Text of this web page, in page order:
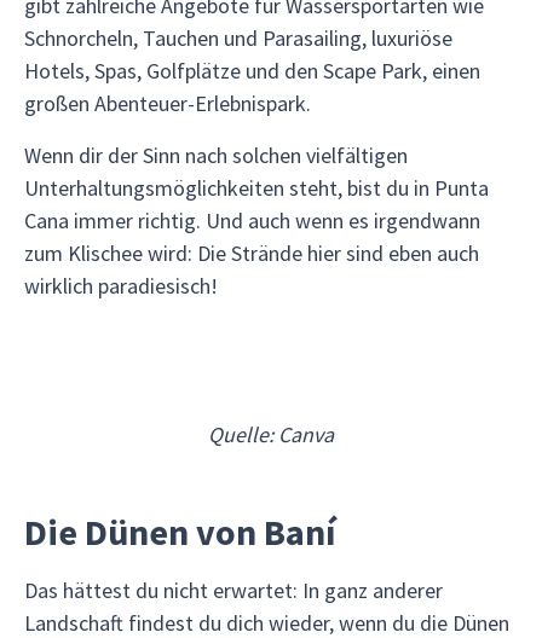
Schnorcheln, Tauchen und Parasailing, luxuriöse
Hotels, Spas, Golfplätze und den Scape Park, einen
großen Abenteuer-Erlebnispark.
Wenn dir der Sinn nach solchen vielfältigen
Unterhaltungsmöglichkeiten steht, bist du in Punta
Cana immer richtig. Und auch wenn es irgendwann
zum Klischee wird: Die Strände hier sind eben auch
wirklich paradiesisch!
Quelle: Canva
Die Dünen von Baní
Das hättest du nicht erwartet: In ganz anderer
Landschaft findest du dich wieder, wenn du die Dünen